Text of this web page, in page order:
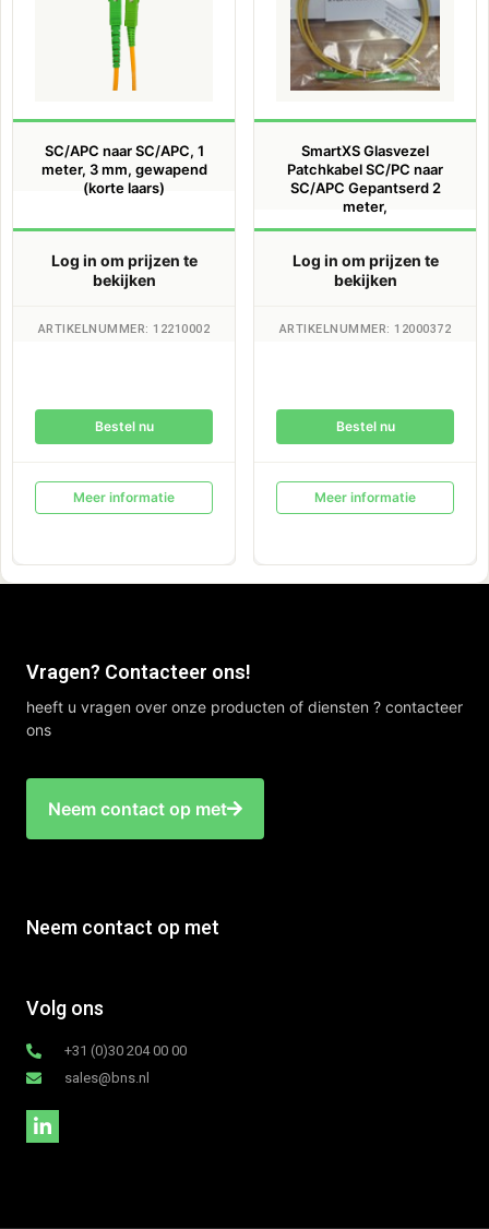
SC/APC naar SC/APC, 1
meter, 3 mm, gewapend
(korte laars)
Log in om prijzen te
bekijken
ARTIKELNUMMER: 12210002
Bestel nu
Meer informatie
SmartXS Glasvezel
Patchkabel SC/PC naar
SC/APC Gepantserd 2
meter,
Log in om prijzen te
bekijken
ARTIKELNUMMER: 12000372
Bestel nu
Meer informatie
Vragen? Contacteer ons!
heeft u vragen over onze producten of diensten ? contacteer
ons
Neem contact op met
Neem contact op met
Volg ons
+31 (0)30 204 00 00
sales@bns.nl